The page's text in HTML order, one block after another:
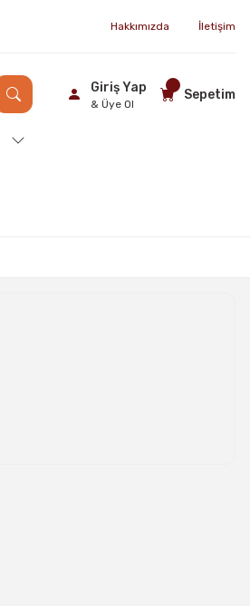
Hakkımızda İletişim
Giriş Yap
& Üye Ol
Sepetim